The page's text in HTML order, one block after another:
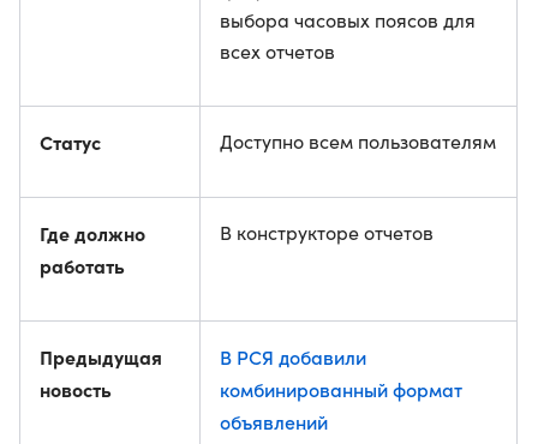
выбора часовых поясов для
всех отчетов
Статус Доступно всем пользователям
Где должно
работать
В конструкторе отчетов
Предыдущая
новость
В РСЯ добавили
комбинированный формат
объявлений